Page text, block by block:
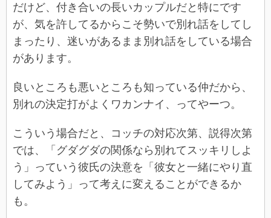
だけど、付き合いの長いカップルだと特にです
が、気を許してるからこそ勢いで別れ話をしてし
まったり、迷いがあるまま別れ話をしている場合
があります。
良いところも悪いところも知っている仲だから、
別れの決定打がよくワカンナイ、ってやーつ。
こういう場合だと、コッチの対応次第、説得次第
では、「グダグダの関係なら別れてスッキリしよ
う」っていう彼氏の決意を「彼女と一緒にやり直
してみよう」って考えに変えることができるか
も。